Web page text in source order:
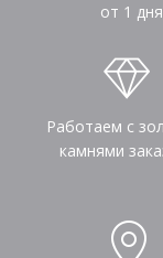
от 1 дня
Работаем с
камнями